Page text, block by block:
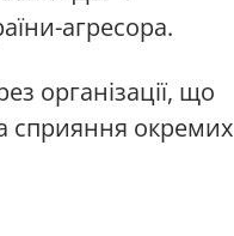
агресора.
організації, що
сприяння окремих